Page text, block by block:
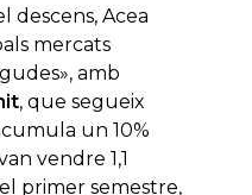
descens, Acea
mercats
amb
, que segueix
un 10%
vendre 1,1
primer semestre,